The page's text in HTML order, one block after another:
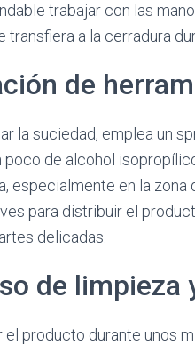
trabajar con las
transfiera a la cerradura
de
la suciedad, emplea un
poco de alcohol
especialmente en la
para distribuir el
delicadas.
de limpieza
el producto durante unos